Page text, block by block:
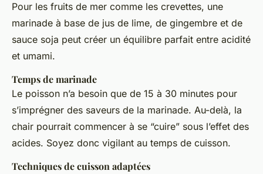
Pour les fruits de mer comme les crevettes, une
marinade à base de jus de lime, de gingembre et de
sauce soja peut créer un équilibre parfait entre acidité
et umami.
Temps de marinade
Le poisson n’a besoin que de 15 à 30 minutes pour
s’imprégner des saveurs de la marinade. Au-delà, la
chair pourrait commencer à se “cuire” sous l’effet des
acides. Soyez donc vigilant au temps de cuisson.
Techniques de cuisson adaptées